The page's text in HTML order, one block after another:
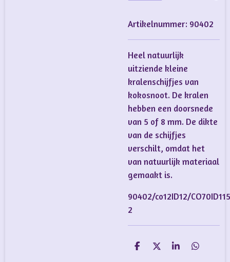
Artikelnummer: 90402
Heel natuurlijk
uitziende kleine
kralenschijfjes van
kokosnoot. De kralen
hebben een doorsnede
van 5 of 8 mm. De dikte
van de schijfjes
verschilt, omdat het
van natuurlijk materiaal
gemaakt is.
90402/co12ID12/
2
D
D
S
D